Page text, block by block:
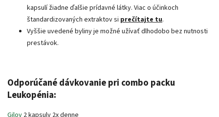
kapsulí žiadne ďalšie prídavné látky. Viac o účinkoch
štandardizovaných extraktov si prečítajte tu.
Vyššie uvedené byliny je možné užívať dlhodobo bez nutnosti
prestávok.
Odporúčané dávkovanie pri combo packu
Leukopénia: